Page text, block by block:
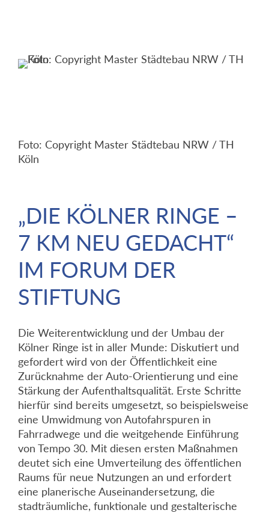
Foto: Copyright Master Städtebau NRW / TH
Köln
„DIE KÖLNER RINGE –
7 KM NEU GEDACHT“
IM FORUM DER
STIFTUNG
Die Weiterentwicklung und der Umbau der
Kölner Ringe ist in aller Munde: Diskutiert und
gefordert wird von der Öffentlichkeit eine
Zurücknahme der Auto-Orientierung und eine
Stärkung der Aufenthaltsqualität. Erste Schritte
hierfür sind bereits umgesetzt, so beispielsweise
eine Umwidmung von Autofahrspuren in
Fahrradwege und die weitgehende Einführung
von Tempo 30. Mit diesen ersten Maßnahmen
deutet sich eine Umverteilung des öffentlichen
Raums für neue Nutzungen an und erfordert
eine planerische Auseinandersetzung, die
stadträumliche, funktionale und gestalterische